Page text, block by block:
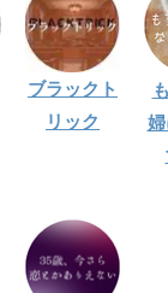
ブラックト
リック